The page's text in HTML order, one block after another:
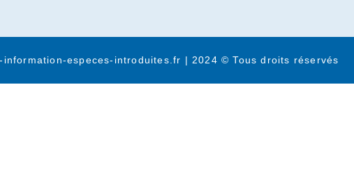
information-especes-introduites.fr | 2024 © Tous droits réservés